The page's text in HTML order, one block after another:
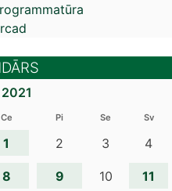
Ce Pi Se Sv
1 2 3 4
8 9 10 11